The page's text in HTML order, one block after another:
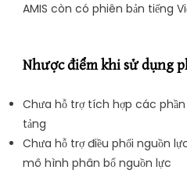
AMIS còn có phiên bản tiếng
Nhược điểm khi sử dụng
Chưa hỗ trợ tích hợp các
tảng
Chưa hỗ trợ điều phối nguồn
mô hình phân bổ nguồn lực